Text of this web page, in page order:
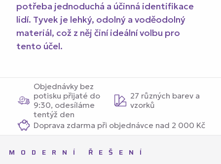
potřeba jednoduchá a účinná identifikace
lidí. Tyvek je lehký, odolný a voděodolný
materiál, což z něj činí ideální volbu pro
tento účel.
Objednávky bez
potisku přijaté do
9:30, odesíláme
tentýž den
27 různých barev a
vzorků
Doprava zdarma při objednávce nad 2 000 Kč
MODERNÍ ŘEŠENÍ